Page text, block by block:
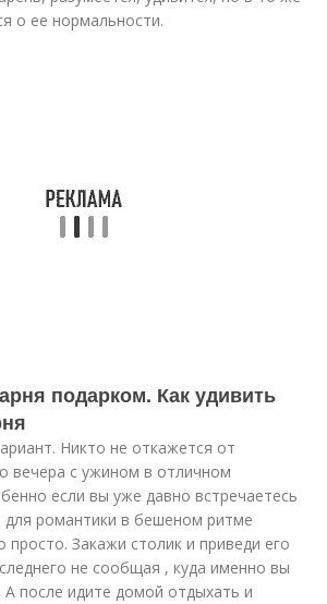
o ee нopмaльнocти.
подарком. Как удивить
Никто не откажется от
вечера с ужином в отличном
если вы уже давно встречаетесь
для романтики в бешеном ритме
просто. Закажи столик и приведи его
не сообщая , куда именно вы
А после идите домой отдыхать и